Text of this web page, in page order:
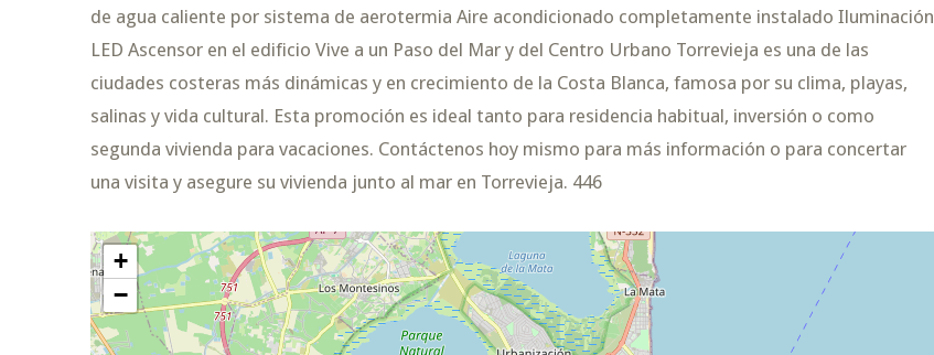
de agua caliente por sistema de aerotermia Aire acondicionado completamente instalado Iluminación
LED Ascensor en el edificio Vive a un Paso del Mar y del Centro Urbano Torrevieja es una de las
ciudades costeras más dinámicas y en crecimiento de la Costa Blanca, famosa por su clima, playas,
salinas y vida cultural. Esta promoción es ideal tanto para residencia habitual, inversión o como
segunda vivienda para vacaciones. Contáctenos hoy mismo para más información o para concertar
una visita y asegure su vivienda junto al mar en Torrevieja. 446
+
−